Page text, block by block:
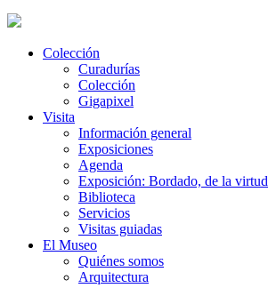
Colección
Curadurías
Colección
Gigapixel
Visita
Información general
Exposiciones
Agenda
Exposición: Bordado, de la virtud
Biblioteca
Servicios
Visitas guiadas
El Museo
Quiénes somos
Arquitectura